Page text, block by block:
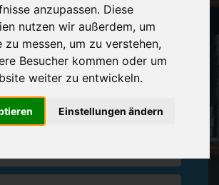
anzupassen. Diese
nutzen wir außerdem, um
zu messen, um zu verstehen,
Besucher kommen oder um
weiter zu entwickeln.
Einstellungen ändern
Sie einenRückruf
uns gern eine persönliche Nachricht.